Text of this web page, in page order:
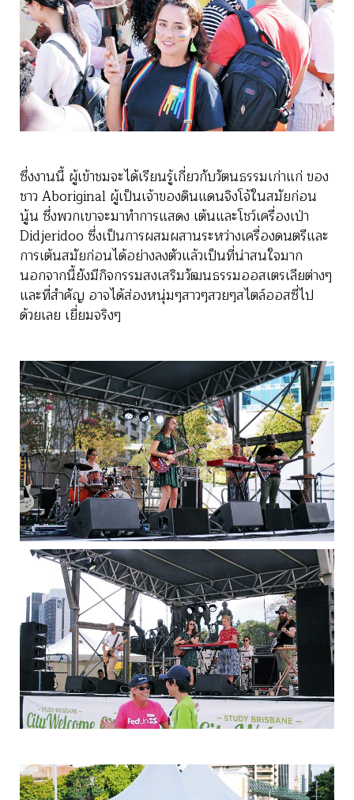
ซึ่งงานนี้ ผู้เข้าชมจะได้เรียนรู้เกี่ยวกับวัตนธรรมเก่าแก่ ของ
ชาว Aboriginal ผู้เป็นเจ้าของดินแดนจิงโจ้ในสมัยก่อน
นู้น ซึ่งพวกเขาจะมาทำการแสดง เต้นและโชว์เครื่องเป่า
Didjeridoo ซึ่งเป็นการผสมผสานระหว่างเครื่องดนตรีและ
การเต้นสมัยก่อนได้อย่างลงตัวแล้วเป็นที่น่าสนใจมาก
นอกจากนี้ยังมีกิจกรรมสงเสริมวัฒนธรรมออสเตรเลียต่างๆ
และที่สำคัญ อาจได้ส่องหนุ่มๆสาวๆสวยๆสไตล์ออสซี่ไป
ด้วยเลย เยี่ยมจริงๆ